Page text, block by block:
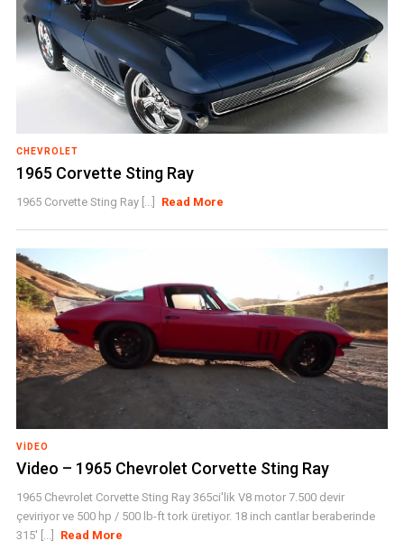
CHEVROLET
1965 Corvette Sting Ray
1965 Corvette Sting Ray [...] Read More
VIDEO
Video – 1965 Chevrolet Corvette Sting Ray
1965 Chevrolet Corvette Sting Ray 365ci'lik V8 motor 7.500 devir
çeviriyor ve 500 hp / 500 lb-ft tork üretiyor. 18 inch cantlar beraberinde
315' [...]
Read More